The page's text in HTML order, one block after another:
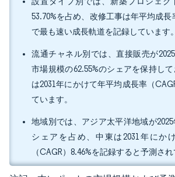
53.70%を占め、改修工事は年平均成長
で最も速い成長軌道を記録しています。
流通チャネル別では、直接販売が
市場規模の62.55%のシェアを保持して
は2031年にかけて年平均成長率（
ています。
地域別では、アジア太平洋地域が
シェアを占め、中東は2031年にか
（CAGR）8.46%を記録すると予測され